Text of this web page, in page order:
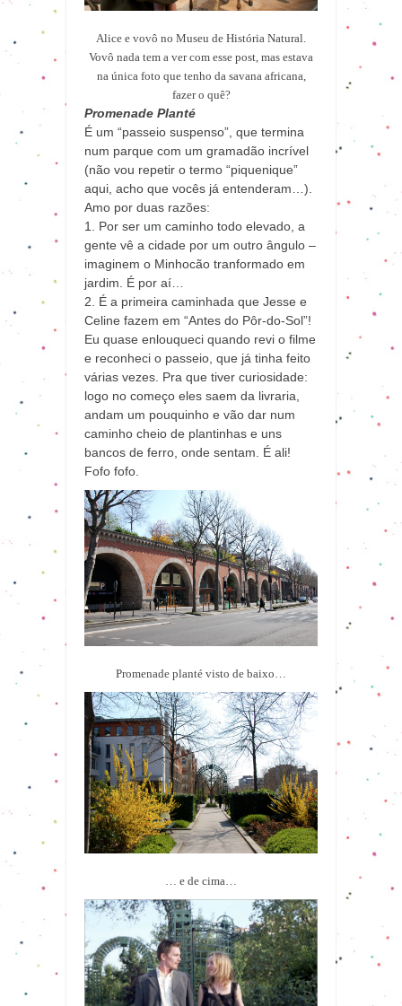
Alice e vovô no Museu de História Natural.
Vovô nada tem a ver com esse post, mas estava
na única foto que tenho da savana africana,
fazer o quê?
Promenade Planté
É um “passeio suspenso”, que termina
num parque com um gramadão incrível
(não vou repetir o termo “piquenique”
aqui, acho que vocês já entenderam…).
Amo por duas razões:
1. Por ser um caminho todo elevado, a
gente vê a cidade por um outro ângulo –
imaginem o Minhocão tranformado em
jardim. É por aí…
2. É a primeira caminhada que Jesse e
Celine fazem em “Antes do Pôr-do-Sol”!
Eu quase enlouqueci quando revi o filme
e reconheci o passeio, que já tinha feito
várias vezes. Pra que tiver curiosidade:
logo no começo eles saem da livraria,
andam um pouquinho e vão dar num
caminho cheio de plantinhas e uns
bancos de ferro, onde sentam. É ali!
Fofo fofo.
Promenade planté visto de baixo…
… e de cima…